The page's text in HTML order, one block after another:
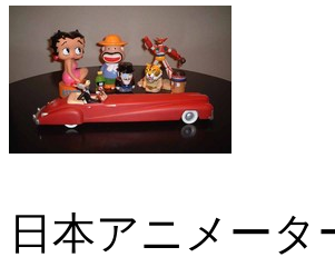
日本アニメー